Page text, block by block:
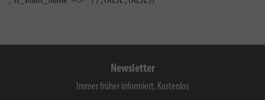
Newsletter
Immer früher informiert. Kostenlos